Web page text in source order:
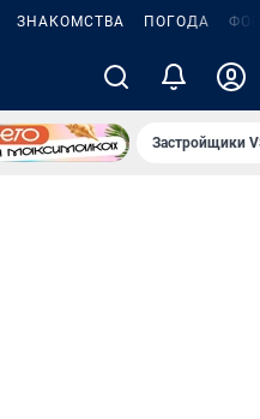
ЗНАКОМСТВА ПОГОДА
Застройщики